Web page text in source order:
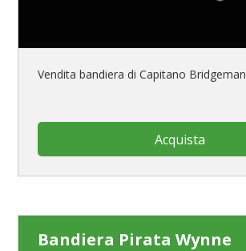
Vendita bandiera di Capitano Bridgeman
Acquista
Bandiera Pirata Wynne